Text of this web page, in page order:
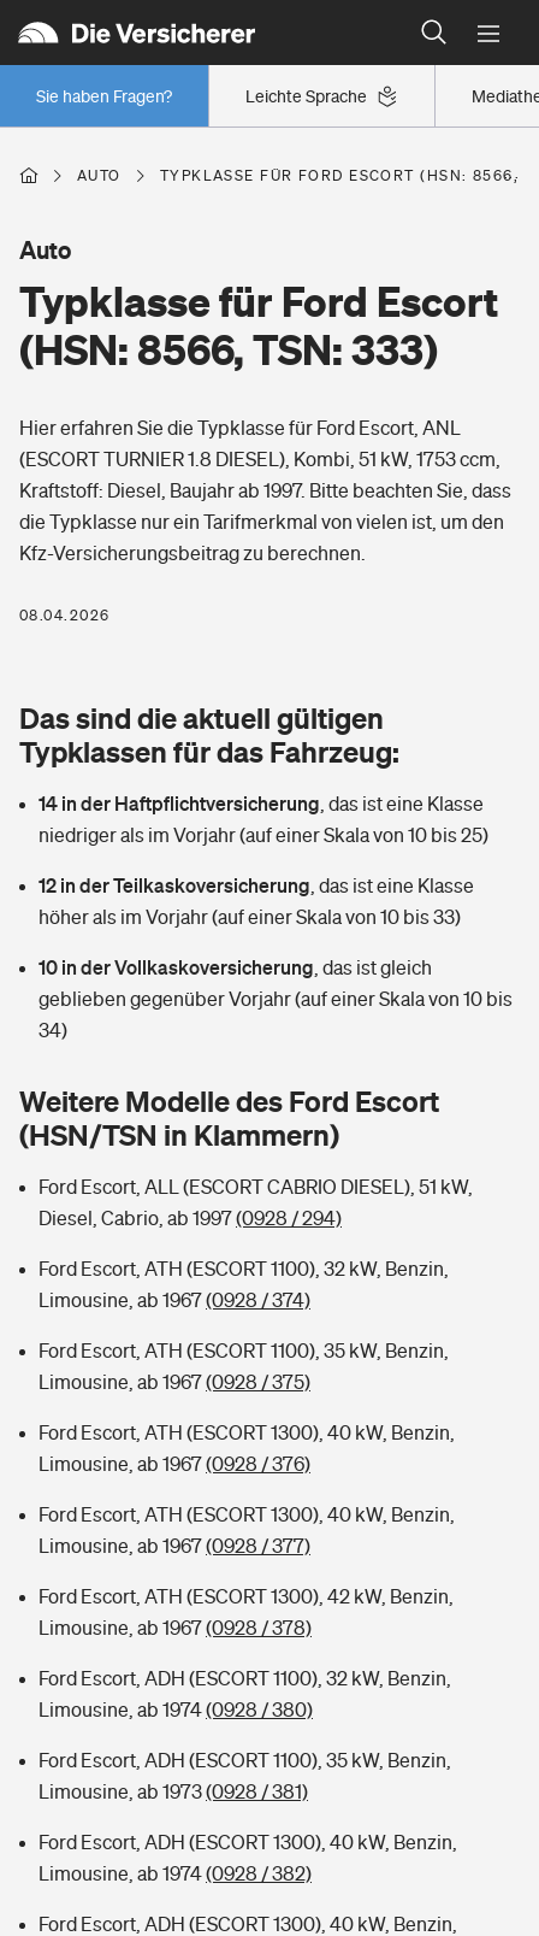
Leichte Sprache
Sie haben Fragen?
Wer versichert was: Jetzt Versicherer finden
Regionalklassen: So ist Ihre Region eingestuft
Wer versichert was: Jetzt Versicherer finden
Berufsunfähigkeitsversicherung
Erwerbsunfähigkeitsversicherung
Grundfähigkeitsversicherung
Arbeitsrechtsschutz
Berufshaftpflichtversicherung
Zur Übersicht
Tools
Wer versichert was: Jetzt Versicherer finden
Sie haben Fragen?
Wohnen
Elementarversicherung
Glasversicherung
Mietkautionsversicherung
Restkreditversicherung
Zur Übersicht
Hochwasser-Check: Wie gefährdet ist Ihr Haus?
Wer versichert was: Jetzt Versicherer finden
Sie haben Fragen?
Freizeit
Pri­vate Haft­pflicht­
Kinderunfall­ver­si­che­rung
Kinderinvalidität
Reiseversicherung
Pferdehalter-Haftpflicht
Private Cyberversicherung
Musikinstrumentenversicherung
Zur Übersicht
Tools
Kinderunfall-Check: Mehr Sicherheit für deine Kids
Sie haben Fragen?
Gesundheit
Private Krankenversicherung
Dread-Disease-Versicherung
Tierkrankenversicherung
Wer versichert was: Jetzt Versicherer finden
Sie haben Fragen?
Rentenrechner: Wie viel Geld bekomme ich im Alter?
AUTO TYPKLASSE FÜR FORD ESCORT (HSN: 8566,
Typklasse für Ford Escort
(HSN: 8566, TSN: 333)
Auto
Hier erfahren Sie die Typklasse für Ford Escort, ANL
(ESCORT TURNIER 1.8 DIESEL), Kombi, 51 kW, 1753 ccm,
Kraftstoff: Diesel, Baujahr ab 1997. Bitte beachten Sie, dass
die Typklasse nur ein Tarifmerkmal von vielen ist, um den
Kfz-Versicherungsbeitrag zu berechnen.
08.04.2026
Das sind die aktuell gültigen
Typklassen für das Fahrzeug:
14 in der Haftpflichtversicherung das ist eine Klasse
niedriger als im Vorjahr (auf einer Skala von 10 bis 25)
12 in der Teilkaskoversicherung das ist eine Klasse
höher als im Vorjahr (auf einer Skala von 10 bis 33)
10 in der Vollkaskoversicherung das ist gleich
geblieben gegenüber Vorjahr (auf einer Skala von 10 bis
34)
Weitere Modelle des Ford Escort
(HSN/TSN in Klammern)
Ford Escort, ALL (ESCORT CABRIO DIESEL), 51 kW,
Diesel, Cabrio, ab 1997(0928 / 294)
Ford Escort, ATH (ESCORT 1100), 32 kW, Benzin,
Limousine, ab 1967(0928 / 374)
Ford Escort, ATH (ESCORT 1100), 35 kW, Benzin,
Limousine, ab 1967(0928 / 375)
Ford Escort, ATH (ESCORT 1300), 40 kW, Benzin,
Limousine, ab 1967(0928 / 376)
Ford Escort, ATH (ESCORT 1300), 40 kW, Benzin,
Limousine, ab 1967(0928 / 377)
Ford Escort, ATH (ESCORT 1300), 42 kW, Benzin,
Limousine, ab 1967(0928 / 378)
Ford Escort, ADH (ESCORT 1100), 32 kW, Benzin,
Limousine, ab 1974(0928 / 380)
Ford Escort, ADH (ESCORT 1100), 35 kW, Benzin,
Limousine, ab 1973(0928 / 381)
Ford Escort, ADH (ESCORT 1300), 40 kW, Benzin,
Limousine, ab 1974(0928 / 382)
Ford Escort, ADH (ESCORT 1300), 40 kW, Benzin,